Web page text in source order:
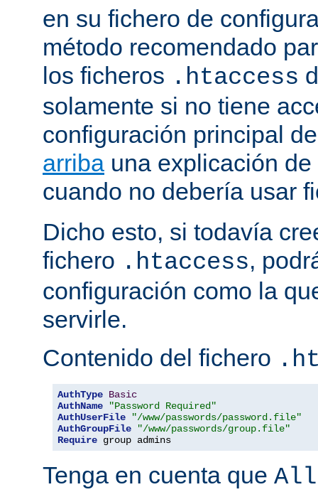
en su fichero de
método recomendado
los ficheros .htaccess
solamente si no tiene
configuración principal
arriba una explicación
cuando no debería usar
Dicho esto, si todavía
fichero .htaccess,
configuración como la
servirle.
Contenido del fichero
AuthType Basic
AuthName
"Password Required"
AuthUserFile
"/www/passwords/password.file"
AuthGroupFile
"/www/passwords/group.file"
Require group admins
Tenga en cuenta que